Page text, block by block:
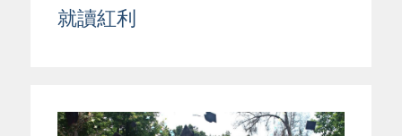
就讀紅利